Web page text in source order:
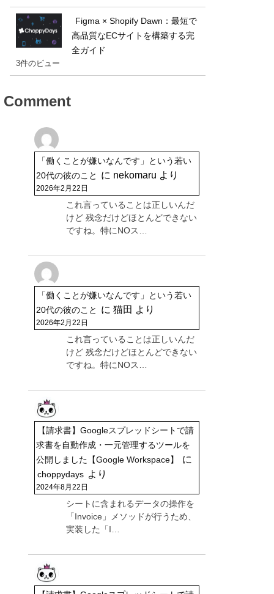
Figma × Shopify Dawn：最短で
高品質なECサイトを構築する完
全ガイド
3件のビュー
Comment
「働くことが嫌いなんです」という若い
20代の彼のこと
に nekomaru より
2026年2月22日
これ言っていることは正しいんだ
けど 残念だけどほとんどできない
ですね。特にNOス…
「働くことが嫌いなんです」という若い
20代の彼のこと
に 猫田 より
2026年2月22日
これ言っていることは正しいんだ
けど 残念だけどほとんどできない
ですね。特にNOス…
【請求書】Googleスプレッドシートで請
求書を自動作成・一元管理するツールを
公開しました【Google Workspace】
に
choppydays より
2024年8月22日
シートに含まれるデータの操作を
「Invoice」メソッドが行うため、
実装した「I…